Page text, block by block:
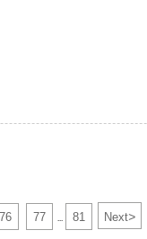
76 77 ... 81 Next>